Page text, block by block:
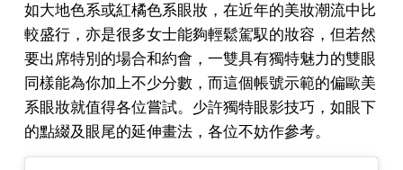
如大地色系或紅橘色系眼妝，在近年的美妝潮流中比
較盛行，亦是很多女士能夠輕鬆駕馭的妝容，但若然
要出席特別的場合和約會，一雙具有獨特魅力的雙眼
同樣能為你加上不少分數，而這個帳號示範的偏歐美
系眼妝就值得各位嘗試。少許獨特眼影技巧，如眼下
的點綴及眼尾的延伸畫法，各位不妨作參考。